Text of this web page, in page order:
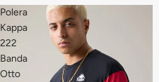
Polera
Kappa
222
Banda
Otto